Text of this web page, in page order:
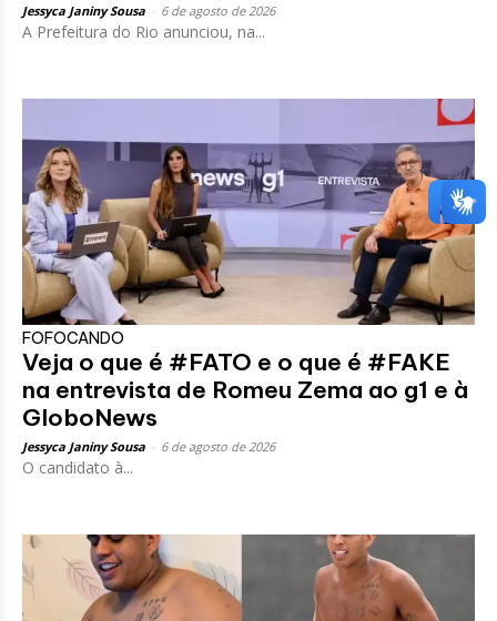
Jessyca Janiny Sousa 6 de agosto de 2026
A Prefeitura do Rio anunciou, na...
FOFOCANDO
Veja o que é #FATO e o que é #FAKE
na entrevista de Romeu Zema ao g1 e à
GloboNews
Jessyca Janiny Sousa 6 de agosto de 2026
O candidato à...